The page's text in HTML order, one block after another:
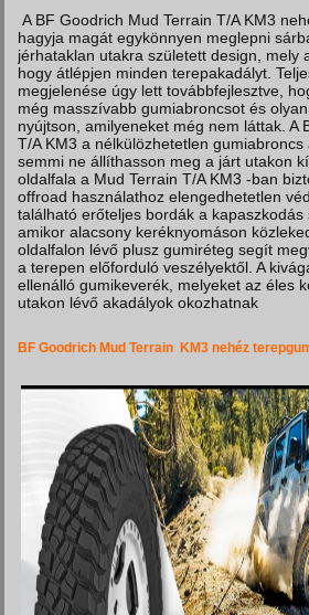
A BF Goodrich Mud Terrain T/A KM3
hagyja magát egykönnyen meglepni
jérhataklan utakra született design, mely
hogy átlépjen minden terepakadályt.
megjelenése úgy lett továbbfejlesztve,
még masszívabb gumiabroncsot és
nyújtson, amilyeneket még nem láttak. A
T/A KM3 a nélkülözhetetlen
semmi ne állíthasson meg a járt utakon
oldalfala a Mud Terrain T/A KM3 -ban
offroad használathoz elengedhetetlen
található erőteljes bordák a kapaszkodás
amikor alacsony keréknyomáson
oldalfalon lévő plusz gumiréteg segít
a terepen előforduló veszélyektől. A
ellenálló gumikeverék, melyeket az éles
utakon lévő akadályok okozhatnak
BF Goodrich Mud Terrain KM3 nehéz